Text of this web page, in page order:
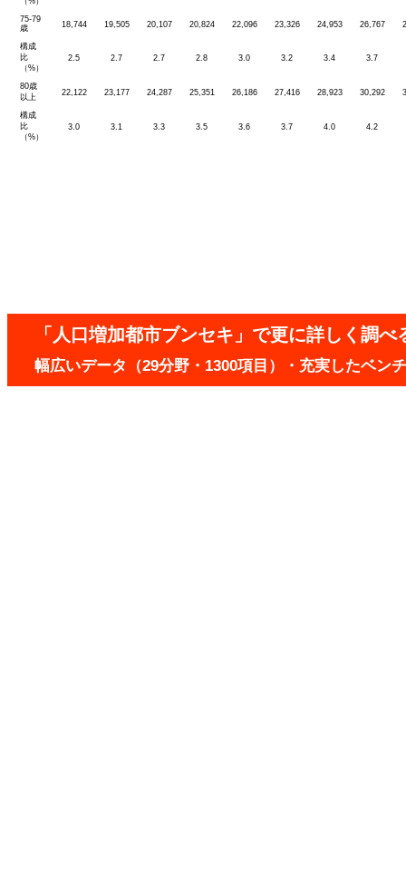
75-79
歳
18,744 19,505 20,107 20,824 22,096 23,326 24,953 26,767
構成
比
（%）
2.5 2.7 2.7 2.8 3.0 3.2 3.4 3.7
80歳
以上
22,122 23,177 24,287 25,351 26,186 27,416 28,923 30,292
構成
比
（%）
3.0 3.1 3.3 3.5 3.6 3.7 4.0 4.2
「人口増加都市ブンセキ」で更に詳しく調べ
幅広いデータ（29分野・1300項目）・充実したベン